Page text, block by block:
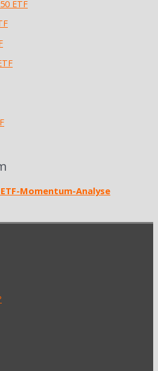
ETF
ETF-Momentum-Analyse